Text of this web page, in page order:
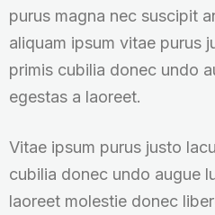
purus magna nec suscipit
aliquam ipsum vitae purus
primis cubilia donec undo
egestas a laoreet.
Vitae ipsum purus justo
cubilia donec undo augue
laoreet molestie donec